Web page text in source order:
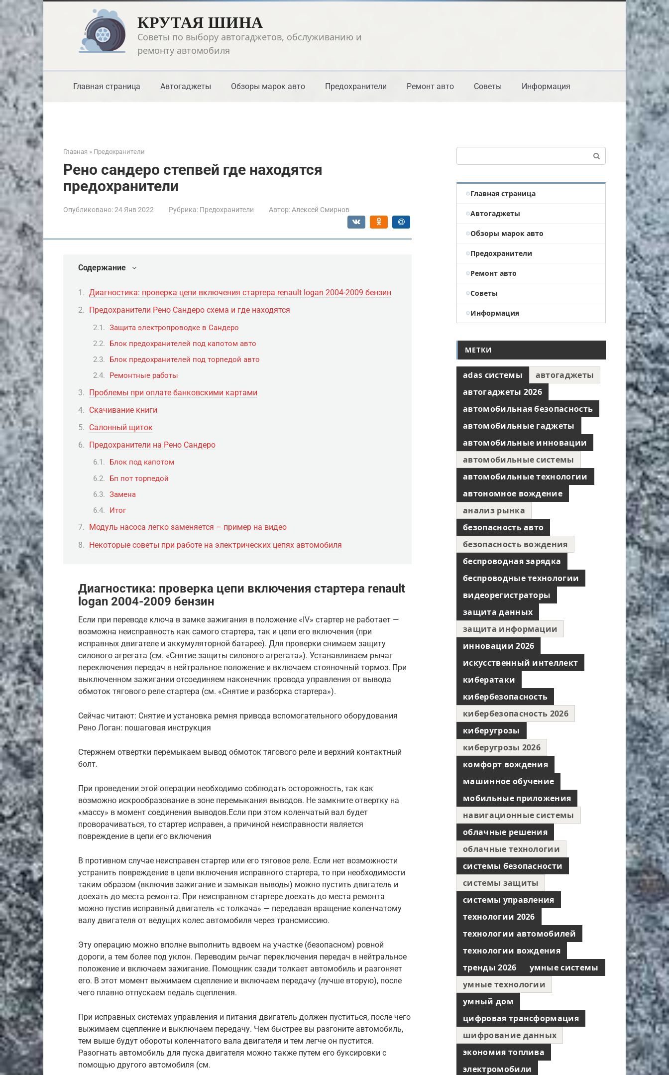
Перейти
к
контенту
КРУТАЯ ШИНА
Советы по выбору автогаджетов, обслуживанию и
ремонту автомобиля
Главная страница Автогаджеты Обзоры марок авто Предохранители Ремонт авто Советы Информация
Главная » Предохранители
Рено сандеро степвей где находятся
предохранители
Опубликовано:24 Янв 2022 Рубрика: Предохранители Автор: Алексей Смирнов
Содержание
Диагностика: проверка цепи включения стартера renault logan 2004-2009 бензин
Предохранители Рено Сандеро схема и где находятся
Защита электропроводке в Сандеро
Блок предохранителей под капотом авто
Блок предохранителей под торпедой авто
Ремонтные работы
Проблемы при оплате банковскими картами
Скачивание книги
Салонный щиток
Предохранители на Рено Сандеро
Блок под капотом
Бп пот торпедой
Замена
Итог
Модуль насоса легко заменяется – пример на видео
Некоторые советы при работе на электрических цепях автомобиля
Диагностика: проверка цепи включения стартера renault
logan 2004-2009 бензин
Если при переводе ключа в замке зажигания в положение «IV» стартер не работает —
возможна неисправность как самого стартера, так и цепи его включения (при
исправных двигателе и аккумуляторной батарее). Для проверки снимаем защиту
силового агрегата (см. «Снятие защиты силового агрегата»). Устанавливаем рычаг
переключения передач в нейтральное положение и включаем стояночный тормоз. При
выключенном зажигании отсоединяем наконечник провода управления от вывода
обмоток тягового реле стартера (см. «Снятие и разборка стартера»).
Сейчас читают: Снятие и установка ремня привода вспомогательного оборудования
Рено Логан: пошаговая инструкция
Стержнем отвертки перемыкаем вывод обмоток тягового реле и верхний контактный
болт.
При проведении этой операции необходимо соблюдать осторожность, так как
возможно искрообразование в зоне перемыкания выводов. Не замкните отвертку на
«массу» в момент соединения выводов.Если при этом коленчатый вал будет
проворачиваться, то стартер исправен, а причиной неисправности является
повреждение в цепи его включения
В противном случае неисправен стартер или его тяговое реле. Если нет возможности
устранить повреждение в цепи включения исправного стартера, то при необходимости
таким образом (включив зажигание и замыкая выводы) можно пустить двигатель и
доехать до места ремонта. При неисправном стартере доехать до места ремонта
можно пустив исправный двигатель «с толкача» — передавая вращение коленчатому
валу двигателя от ведущих колес автомобиля через трансмиссию.
Эту операцию можно вполне выполнить вдвоем на участке (безопасном) ровной
дороги, а тем более под уклон. Переводим рычаг переключения передач в нейтральное
положение и включаем зажигание. Помощник сзади толкает автомобиль и разгоняет
его. В этот момент выжимаем сцепление и включаем передачу (лучше вторую), после
чего плавно отпускаем педаль сцепления.
При исправных системах управления и питания двигатель должен пуститься, после чего
выжимаем сцепление и выключаем передачу. Чем быстрее вы разгоните автомобиль,
тем выше будут обороты коленчатого вала двигателя и тем легче он пустится.
Разогнать автомобиль для пуска двигателя можно также путем его буксировки с
помощью другого автомобиля (см.
Главная страница
Автогаджеты
Обзоры марок авто
Предохранители
Ремонт авто
Советы
Информация
МЕТКИ
adas системы
автогаджеты
автогаджеты 2026
автомобильная безопасность
автомобильные гаджеты
автомобильные инновации
автомобильные системы
автомобильные технологии
автономное вождение
анализ рынка
безопасность авто
безопасность вождения
беспроводная зарядка
беспроводные технологии
видеорегистраторы
защита данных
защита информации
инновации 2026
искусственный интеллект
кибератаки
кибербезопасность
кибербезопасность 2026
киберугрозы
киберугрозы 2026
комфорт вождения
машинное обучение
мобильные приложения
навигационные системы
облачные решения
облачные технологии
системы безопасности
системы защиты
системы управления
технологии 2026
технологии автомобилей
технологии вождения
тренды 2026
умные системы
умные технологии
умный дом
цифровая трансформация
шифрование данных
экономия топлива
электромобили